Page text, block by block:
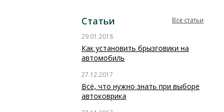
Статьи
Все статьи
29.01.2018
Как установить брызговики на
автомобиль
27.12.2017
Всё, что нужно знать при выборе
автоковрика